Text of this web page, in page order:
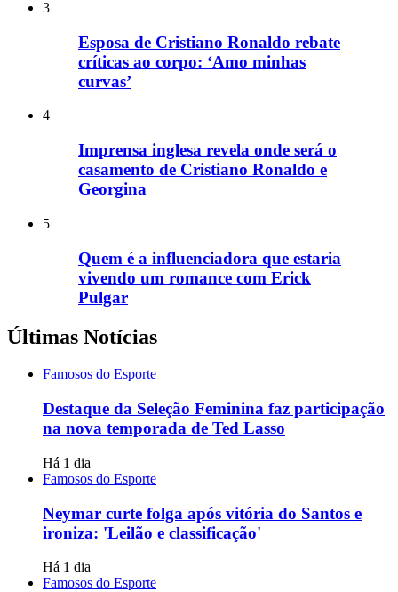
3
Esposa de Cristiano Ronaldo rebate
críticas ao corpo: ‘Amo minhas
curvas’
4
Imprensa inglesa revela onde será o
casamento de Cristiano Ronaldo e
Georgina
5
Quem é a influenciadora que estaria
vivendo um romance com Erick
Pulgar
Últimas Notícias
Famosos do Esporte
Destaque da Seleção Feminina faz participação
na nova temporada de Ted Lasso
Há 1 dia
Famosos do Esporte
Neymar curte folga após vitória do Santos e
ironiza: 'Leilão e classificação'
Há 1 dia
Famosos do Esporte